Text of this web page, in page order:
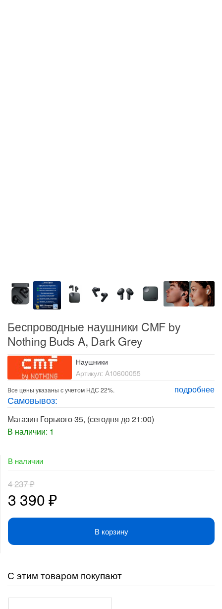
Беспроводные наушники CMF by
Nothing Buds A, Dark Grey
Наушники
Артикул: A10600055
подробнее
Все цены указаны с учетом НДС 22%.
Самовывоз:
Магазин Горького 35, (сегодня до 21:00)
В наличии: 1
В наличии
4 237₽
Первоначальная
цена
составляла
4
237 ₽.
3 390₽Текущая
цена:
3
390 ₽.
В корзину
С этим товаром покупают